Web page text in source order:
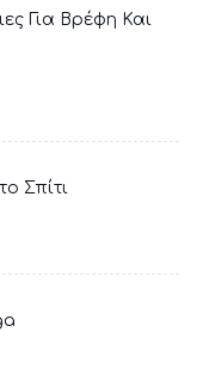
Για Βρέφη Και
Σπίτι